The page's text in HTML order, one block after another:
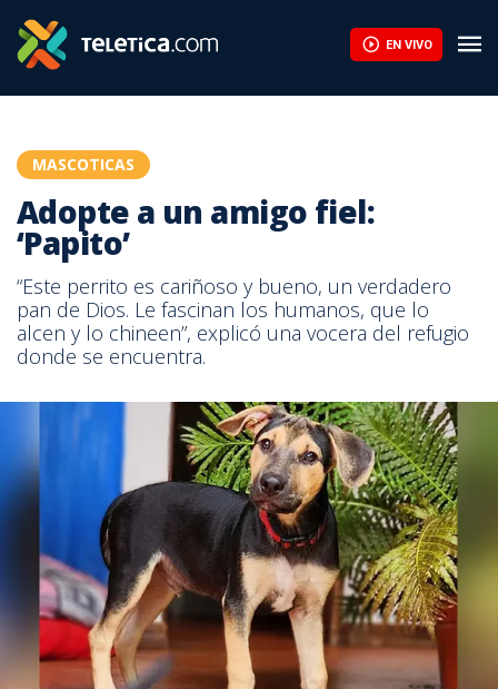
EN VIVO
MASCOTICAS
Adopte a un amigo fiel:
‘Papito’
“Este perrito es cariñoso y bueno, un verdadero
pan de Dios. Le fascinan los humanos, que lo
alcen y lo chineen”, explicó una vocera del refugio
donde se encuentra.